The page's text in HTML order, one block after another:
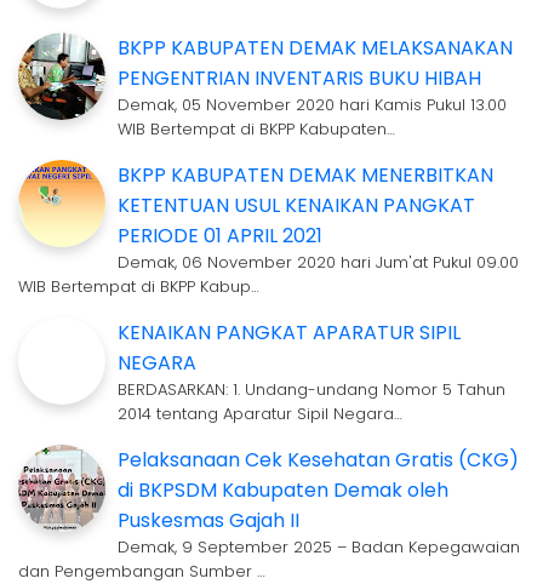
BKPP KABUPATEN DEMAK MELAKSANAKAN
PENGENTRIAN INVENTARIS BUKU HIBAH
Demak, 05 November 2020 hari Kamis Pukul 13.00
WIB Bertempat di BKPP Kabupaten…
BKPP KABUPATEN DEMAK MENERBITKAN
KETENTUAN USUL KENAIKAN PANGKAT
PERIODE 01 APRIL 2021
Demak, 06 November 2020 hari Jum'at Pukul 09.00
WIB Bertempat di BKPP Kabup…
KENAIKAN PANGKAT APARATUR SIPIL
NEGARA
BERDASARKAN: 1. Undang-undang Nomor 5 Tahun
2014 tentang Aparatur Sipil Negara…
Pelaksanaan Cek Kesehatan Gratis (CKG)
di BKPSDM Kabupaten Demak oleh
Puskesmas Gajah II
Demak, 9 September 2025 – Badan Kepegawaian
dan Pengembangan Sumber …